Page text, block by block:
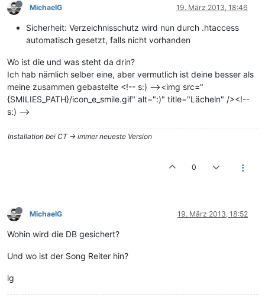
MichaelG 19. März 2013, 18:46
Sicherheit: Verzeichnisschutz wird nun durch .htaccess
automatisch gesetzt, falls nicht vorhanden
Wo ist die und was steht da drin?
Ich hab nämlich selber eine, aber vermutlich ist deine besser als
meine zusammen gebastelte <!-- s:) --><img src="
{SMILIES_PATH}/icon_e_smile.gif" alt=":)" title="Lächeln" /><!--
s:) -->
Installation bei CT -> immer neueste Version
0
MichaelG 19. März 2013, 18:52
Wohin wird die DB gesichert?
Und wo ist der Song Reiter hin?
lg